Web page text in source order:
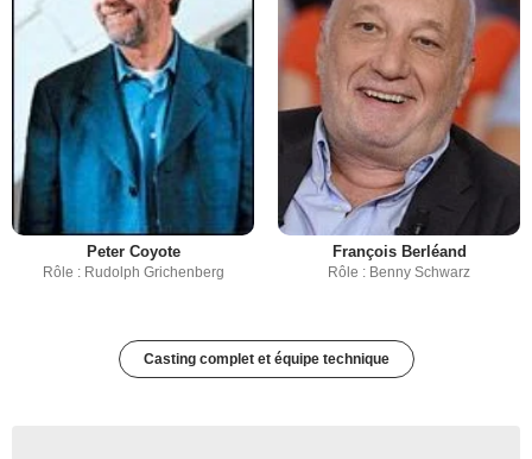
Peter Coyote
Rôle : Rudolph Grichenberg
François Berléand
Rôle : Benny Schwarz
Casting complet et équipe technique